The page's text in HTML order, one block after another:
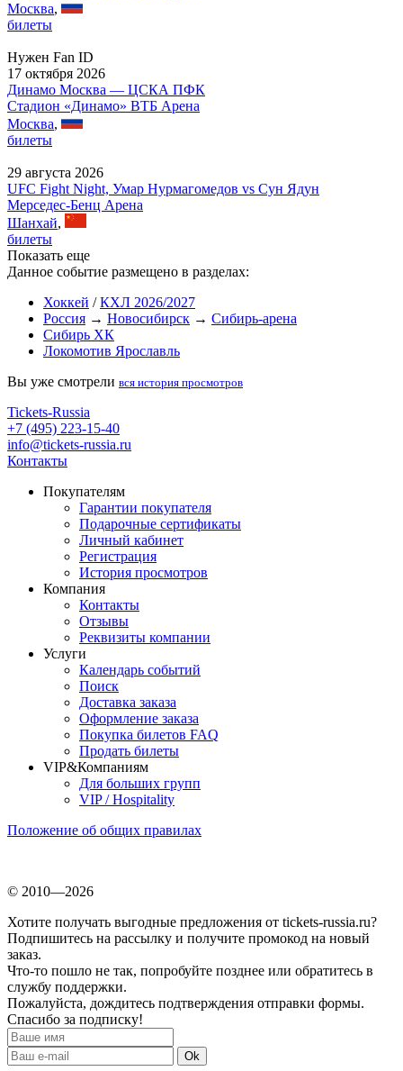
Москва,
билеты
Нужен Fan ID
17 октября 2026
Динамо Москва — ЦСКА ПФК
Стадион «Динамо» ВТБ Арена
Москва,
билеты
29 августа 2026
UFC Fight Night, Умар Нурмагомедов vs Сун Ядун
Мерседес-Бенц Арена
Шанхай,
билеты
Показать еще
Данное событие размещено в разделах:
Хоккей /КХЛ 2026/2027
Россия → Новосибирск → Сибирь-арена
Сибирь ХК
Локомотив Ярославль
Вы уже смотрели вся история просмотров
Tickets-Russia
+7 (495) 223-15-40
info@tickets-russia.ru
Контакты
Покупателям
Гарантии покупателя
Подарочные сертификаты
Личный кабинет
Регистрация
История просмотров
Компания
Контакты
Отзывы
Реквизиты компании
Услуги
Календарь событий
Поиск
Доставка заказа
Оформление заказа
Покупка билетов FAQ
Продать билеты
VIP&Компаниям
Для больших групп
VIP / Hospitality
Положение об общих правилах
© 2010—2026
Хотите получать выгодные предложения от tickets-russia.ru?
Подпишитесь на рассылку и получите промокод на новый
заказ.
Что-то пошло не так, попробуйте позднее или обратитесь в
службу поддержки.
Пожалуйста, дождитесь подтверждения отправки формы.
Спасибо за подписку!
Ok